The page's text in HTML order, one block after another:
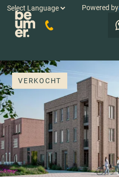
Powered by
VERKOCHT